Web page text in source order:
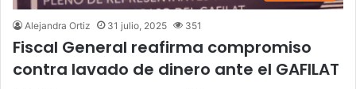
Alejandra Ortiz 31 julio, 2025 351
Fiscal General reafirma compromiso
contra lavado de dinero ante el GAFILAT